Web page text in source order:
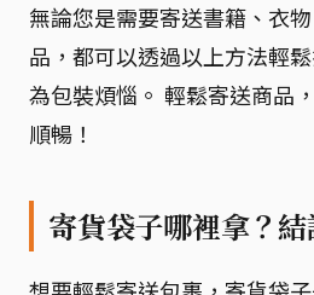
無論您是需要寄送書籍、衣
品，都可以透過以上方法輕
為包裝煩惱。 輕鬆寄送商品
順暢！
寄貨袋子哪裡拿？結